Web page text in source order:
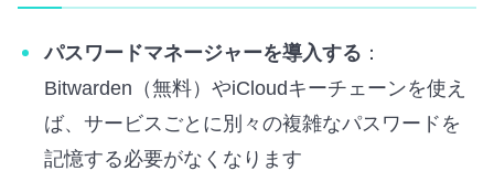
パスワードマネージャーを導入する ：
Bitwarden（無料）やiCloudキーチェーンを使え
ば、サービスごとに別々の複雑なパスワードを
記憶する必要がなくなります